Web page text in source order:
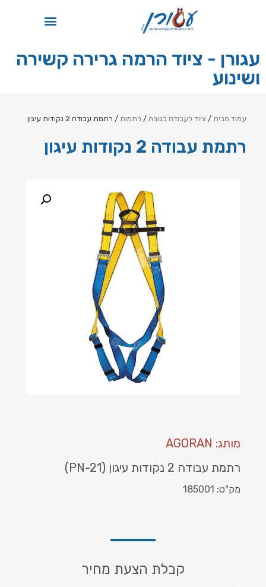
עגורן - ציוד הרמה גרירה קשירה
ושינוע
עמוד הבית / ציוד לעבודה בגובה / רתמות / רתמת עבודה 2 נקודות עיגון
רתמת עבודה 2 נקודות עיגון
מותג: AGORAN
רתמת עבודה 2 נקודות עיגון (PN-21)
מק"ט: 185001
קבלת הצעת מחיר